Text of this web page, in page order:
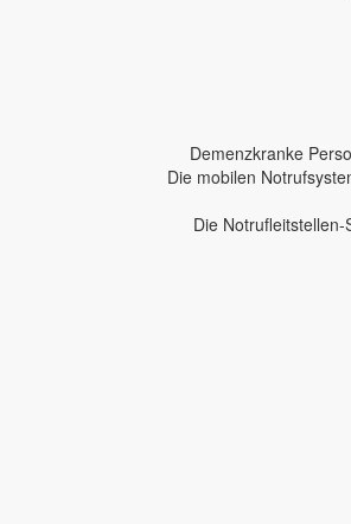
Demenzkranke
Die mobilen
Die